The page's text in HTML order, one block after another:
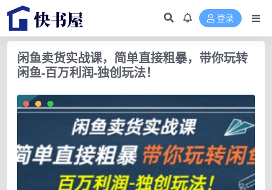
登录
闲鱼卖货实战课，简单直接粗暴，带你玩转
闲鱼-百万利润-独创玩法！